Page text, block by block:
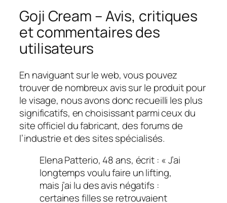
Goji Cream – Avis, critiques
et commentaires des
utilisateurs
En naviguant sur le web, vous pouvez
trouver de nombreux avis sur le produit pour
le visage, nous avons donc recueilli les plus
significatifs, en choisissant parmi ceux du
site officiel du fabricant, des forums de
l’industrie et des sites spécialisés.
Elena Patterio, 48 ans, écrit : « J’ai
longtemps voulu faire un lifting,
mais j’ai lu des avis négatifs :
certaines filles se retrouvaient